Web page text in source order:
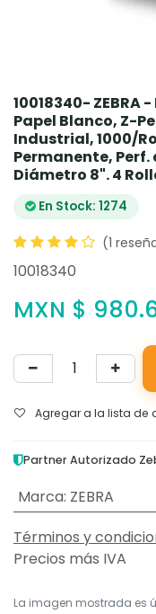
10018340- ZEBRA
Papel Blanco, Z-
Industrial, 1000/
Permanente, Perf.
Diámetro 8". 4
En Stock: 1274
(1
10018340
MXN $
Agregar a la lista de
Partner Autorizado
Marca: ZEBRA
Términos y
Precios más IVA
La imagen mostrada es